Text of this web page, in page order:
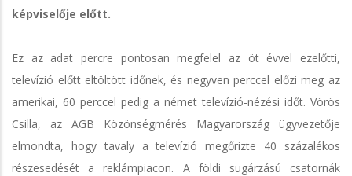
képviselője előtt.
Ez az adat percre pontosan megfelel az öt évvel ezelőtti,
televízió előtt eltöltött időnek, és negyven perccel előzi meg az
amerikai, 60 perccel pedig a német televízió-nézési időt. Vörös
Csilla, az AGB Közönségmérés Magyarország ügyvezetője
elmondta, hogy tavaly a televízió megőrizte 40 százalékos
részesedését a reklámpiacon. A földi sugárzású csatornák